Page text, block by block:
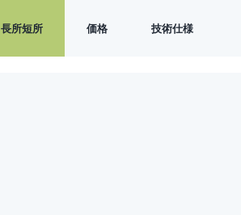
長所短所 価格 技術仕様